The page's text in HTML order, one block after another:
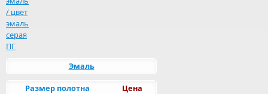
Эмаль
Цена
Размер полотна